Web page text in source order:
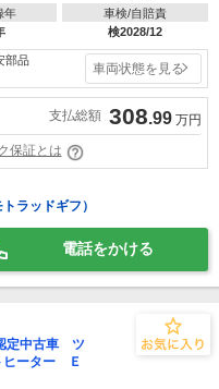
年
車検/自賠責
検2028/12
部品
車両状態を見る
支払総額 308.99 万円
保証とは
ラッドギフ）
電話をかける
定中古車 ツ
ヒーター Ｅ